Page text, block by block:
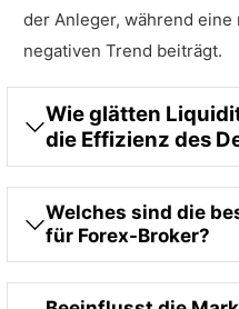
der Anleger, während
negativen Trend beiträgt.
Wie glätten
die Effizienz des
Welches sind die
für Forex-Broker?